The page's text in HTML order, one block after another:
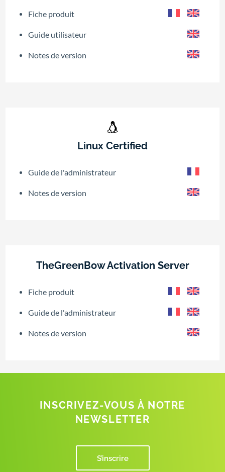
Fiche produit
Guide utilisateur
Notes de version
Linux Certified
Guide de l'administrateur
Notes de version
TheGreenBow Activation Server
Fiche produit
Guide de l'administrateur
Notes de version
INSCRIVEZ-VOUS À NOTRE
NEWSLETTER
S’inscrire